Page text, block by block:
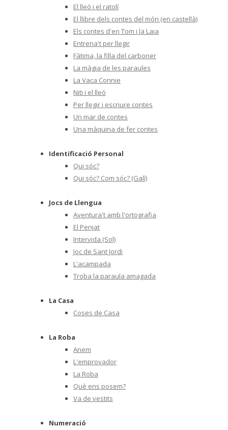
El lleó i el ratolí
El llibre dels contes del món (en castellà)
Els contes d'en Tom i la Laia
Entrena't per llegir
Fàtima, la filla del carboner
La màgia de les paraules
La Vaca Connie
Niti i el lleó
Per llegir i escriure contes
Un mar de contes
Una màquina de fer contes
Identificació Personal
Qui sóc?
Qui sóc? Com sóc? (Galí)
Jocs de Llengua
Aventura't amb l'ortografia
El Penjat
Intervida (Sol)
Joc de Sant Jordi
L'acampada
Troba la paraula amagada
La Casa
Coses de Casa
La Roba
Anem
L'emprovador
La Roba
Què ens posem?
Va de vestits
Numeració